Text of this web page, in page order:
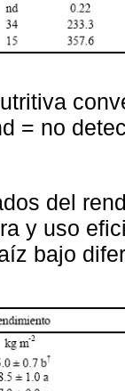
= no
del
y uso
bajo